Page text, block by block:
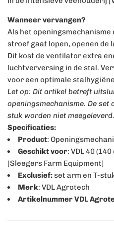
Wanneer vervangen?
Als het
stroef gaat lopen, openen de
Dit kost de ventilator extra
luchtverversing in de stal.
voor een optimale
Let op: Dit artikel betreft
openingsmechanisme. De set
stuk worden niet meegeleverd.
Specificaties:
Product:
Geschikt voor: VDL 40
[Sleegers Farm Equipment]
Exclusief:set arm en T-
Merk: VDL Agrotech
Artikelnummer VDL